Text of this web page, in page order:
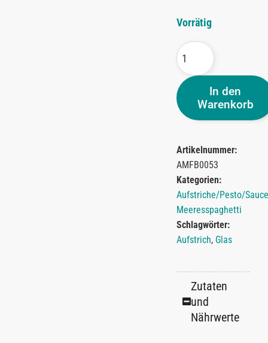
Vorrätig
In den
Warenkorb
Artikelnummer:
AMFB0053
Kategorien:
Aufstriche/Pesto/
Meeresspaghetti
Schlagwörter:
Aufstrich, Glas
Zutaten
und
Nährwerte